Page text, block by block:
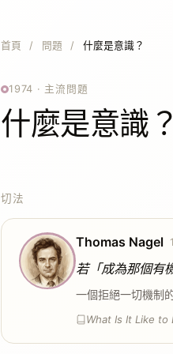
首頁 / 問題 / 什麼是意識？
1974 · 主流問題
什麼是意識？
切法
Thomas Nagel
若「成為那個有
一個拒絕一切機制
What Is It Like to